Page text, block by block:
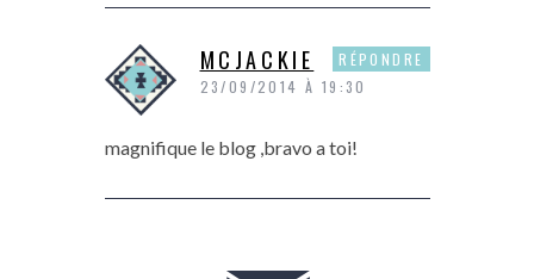
MCJACKIE
23/09/2014 À 19:30
magnifique le blog ,bravo a toi!
RÉPONDRE